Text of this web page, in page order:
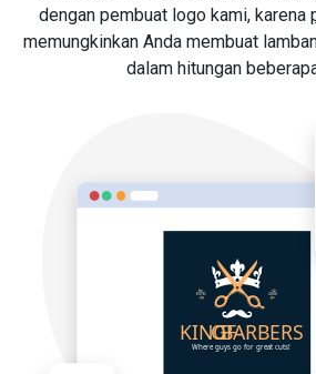
dengan pembuat logo kami, karena
memungkinkan Anda membuat
dalam hitungan